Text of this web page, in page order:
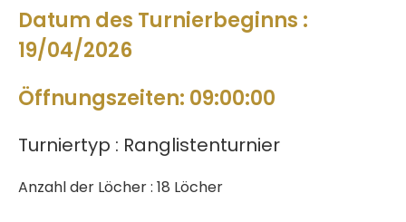
Datum des Turnierbeginns :
19/04/2026
Öffnungszeiten: 09:00:00
Turniertyp : Ranglistenturnier
Anzahl der Löcher : 18 Löcher